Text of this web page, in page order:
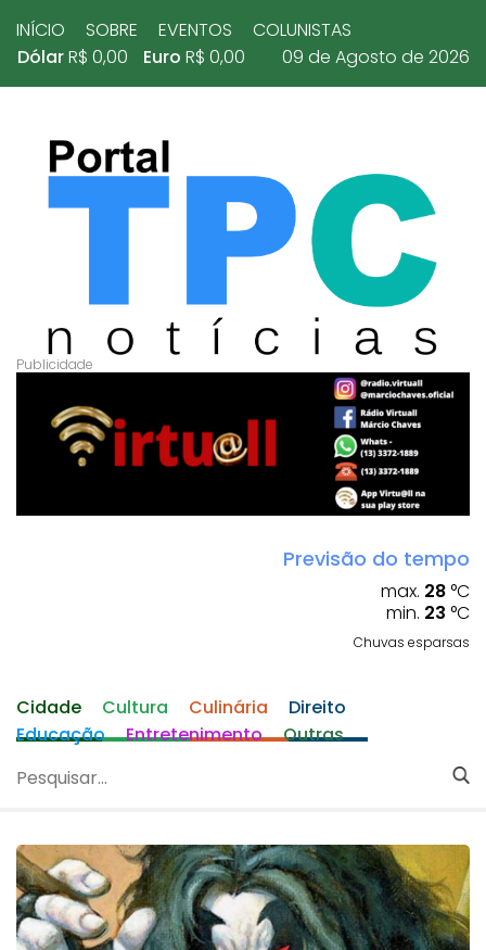
INÍCIO SOBRE EVENTOS
COLUNISTAS
DólarR$ 0,00 Euro R$ 0,00 09 de Agosto de 2026
Previsão do tempo
max. 28 °C
min. 23 °C
Chuvas esparsas
Cidade Cultura Culinária
Direito
Educação
Entretenimento Outras